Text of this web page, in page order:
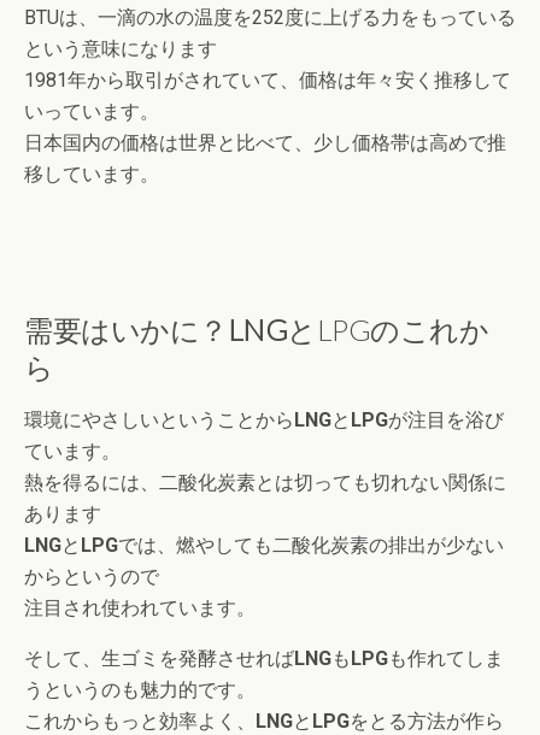
BTUは、一滴の水の温度を252度に上げる力をもっている
という意味になります
1981年から取引がされていて、価格は年々安く推移して
いっています。
日本国内の価格は世界と比べて、少し価格帯は高めで推
移しています。
需要はいかに？ LNGとLPGのこれか
ら
環境にやさしいということから LNGと LPGが注目を浴び
ています。
熱を得るには、二酸化炭素とは切っても切れない関係に
あります
LNGと LPGでは、燃やしても二酸化炭素の排出が少ない
からというので
注目され使われています。
そして、生ゴミを発酵させればLNGも LPGも作れてしま
うというのも魅力的です。
これからもっと効率よく、
LNGと LPGをとる方法が作ら